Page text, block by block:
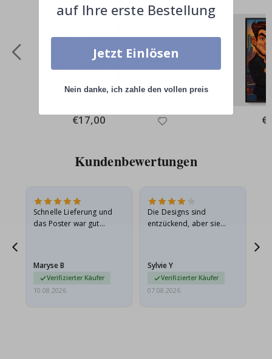
Special
Price
€17,00
Kundenbewertungen
Schnelle Lieferung und
das Poster war gut
Maryse B
Verifizierter Käufer
10.08.2026
Die Designs sind
entzückend, aber sie
sie…
Sylvie Y
Verifizierter Käufer
07.08.2026
auf Ihre erste Bestellung
Jetzt Einlösen
Nein danke, ich zahle den vollen preis